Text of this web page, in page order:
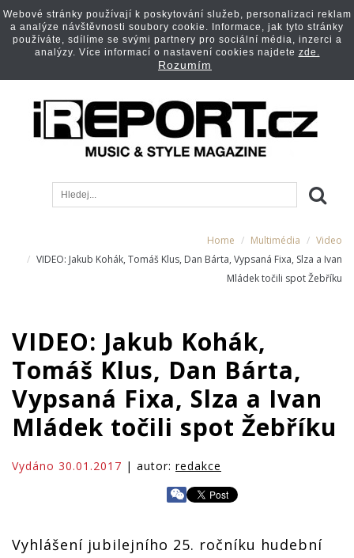
Home Multimédia
Video
VIDEO: Jakub Kohák, Tomáš Klus, Dan Bárta, Vypsaná Fixa, Slza a Ivan
Mládek točili spot Žebříku
VIDEO: Jakub Kohák,
Tomáš Klus, Dan Bárta,
Vypsaná Fixa, Slza a Ivan
Mládek točili spot Žebříku
Vydáno 30.01.2017 | autor: redakce
Vyhlášení jubilejního 25. ročníku hudební
Webové stránky používají k poskytování služeb, personalizaci reklam
a analýze návštěvnosti soubory cookie. Informace, jak tyto stránky
používáte, sdílíme se svými partnery pro sociální média, inzerci a
analýzy. Více informací o nastavení cookies najdete zde.
Rozumím